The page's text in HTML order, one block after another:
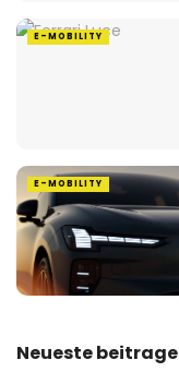
E-MOBILITY
E-MOBILITY
Neueste beitrage